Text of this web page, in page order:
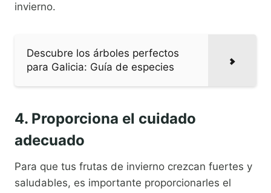
invierno.
Descubre los árboles perfectos
para Galicia: Guía de especies
4. Proporciona el cuidado
adecuado
Para que tus frutas de invierno crezcan fuertes y
saludables, es importante proporcionarles el